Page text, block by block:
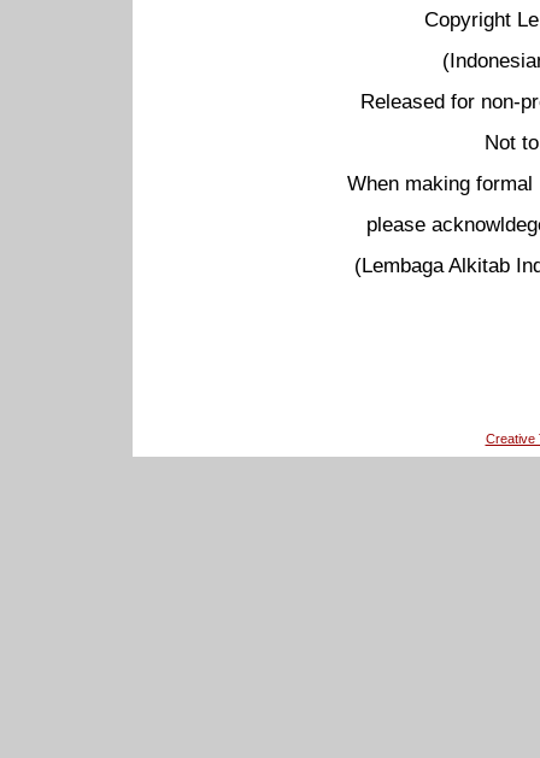
Copyright
Released for non-
Not
When making
please
(Lembaga Alkitab
Creative